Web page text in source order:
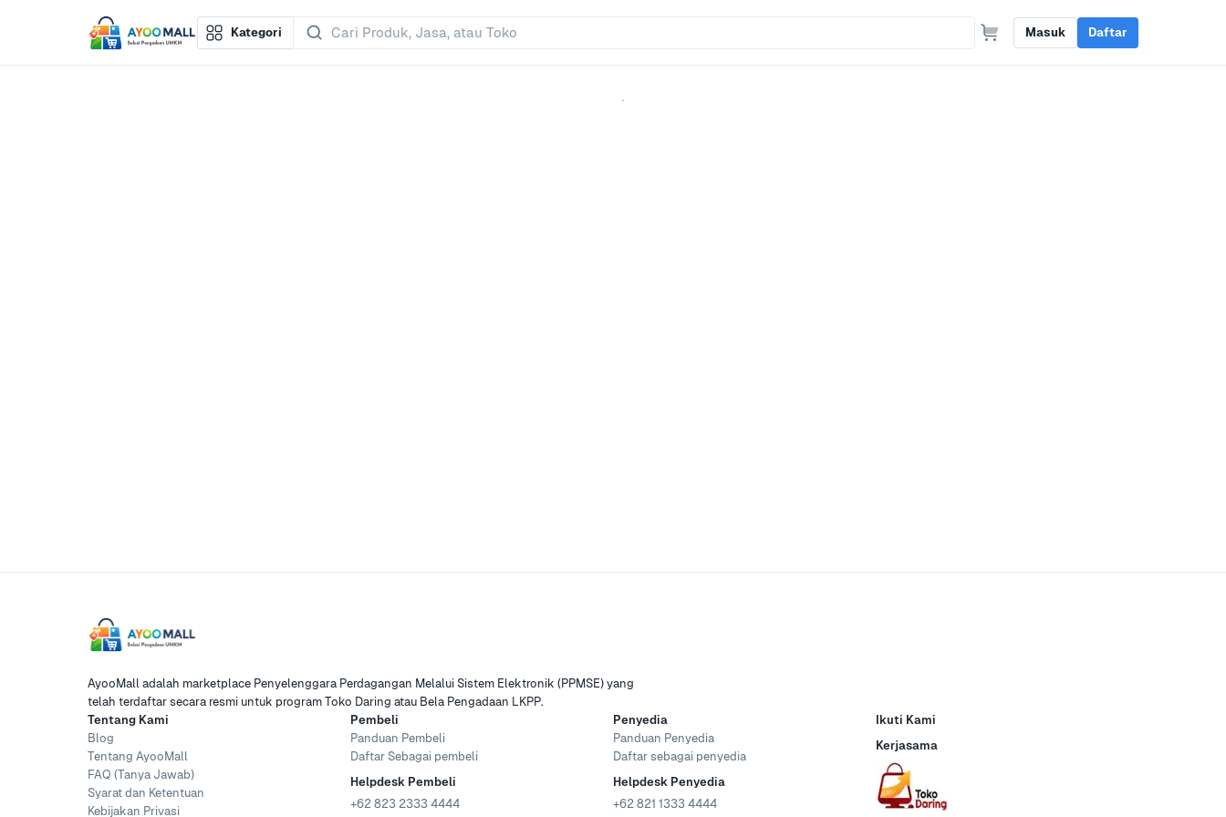
Kategori Masuk Daftar
AyooMall adalah marketplace Penyelenggara Perdagangan Melalui Sistem Elektronik (PPMSE) yang
telah terdaftar secara resmi untuk program Toko Daring atau Bela Pengadaan LKPP.
Tentang Kami
Blog
Tentang AyooMall
FAQ (Tanya Jawab)
Syarat dan Ketentuan
Kebijakan Privasi
Pembeli
Panduan Pembeli
Daftar Sebagai pembeli
Helpdesk Pembeli
+62 823 2333 4444
Penyedia
Panduan Penyedia
Daftar sebagai penyedia
Helpdesk Penyedia
+62 821 1333 4444
Ikuti Kami
Kerjasama